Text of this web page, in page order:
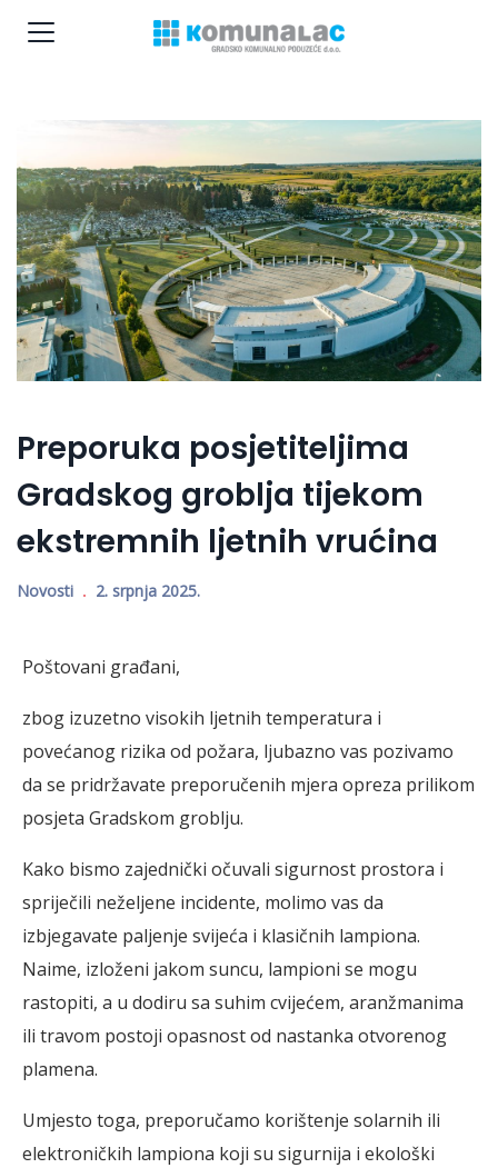
Preporuka posjetiteljima
Gradskog groblja tijekom
ekstremnih ljetnih vrućina
Novosti 2. srpnja 2025.
Poštovani građani,
zbog izuzetno visokih ljetnih temperatura i
povećanog rizika od požara, ljubazno vas pozivamo
da se pridržavate preporučenih mjera opreza prilikom
posjeta Gradskom groblju.
Kako bismo zajednički očuvali sigurnost prostora i
spriječili neželjene incidente, molimo vas da
izbjegavate paljenje svijeća i klasičnih lampiona.
Naime, izloženi jakom suncu, lampioni se mogu
rastopiti, a u dodiru sa suhim cvijećem, aranžmanima
ili travom postoji opasnost od nastanka otvorenog
plamena.
Umjesto toga, preporučamo korištenje solarnih ili
elektroničkih lampiona koji su sigurnija i ekološki